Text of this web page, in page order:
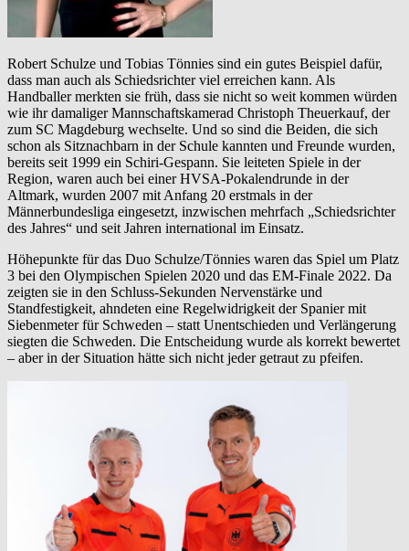
Robert Schulze und Tobias Tönnies sind ein gutes Beispiel dafür,
dass man auch als Schiedsrichter viel erreichen kann. Als
Handballer merkten sie früh, dass sie nicht so weit kommen würden
wie ihr damaliger Mannschaftskamerad Christoph Theuerkauf, der
zum SC Magdeburg wechselte. Und so sind die Beiden, die sich
schon als Sitznachbarn in der Schule kannten und Freunde wurden,
bereits seit 1999 ein Schiri-Gespann. Sie leiteten Spiele in der
Region, waren auch bei einer HVSA-Pokalendrunde in der
Altmark, wurden 2007 mit Anfang 20 erstmals in der
Männerbundesliga eingesetzt, inzwischen mehrfach „Schiedsrichter
des Jahres“ und seit Jahren international im Einsatz.
Höhepunkte für das Duo Schulze/Tönnies waren das Spiel um Platz
3 bei den Olympischen Spielen 2020 und das EM-Finale 2022. Da
zeigten sie in den Schluss-Sekunden Nervenstärke und
Standfestigkeit, ahndeten eine Regelwidrigkeit der Spanier mit
Siebenmeter für Schweden – statt Unentschieden und Verlängerung
siegten die Schweden. Die Entscheidung wurde als korrekt bewertet
– aber in der Situation hätte sich nicht jeder getraut zu pfeifen.